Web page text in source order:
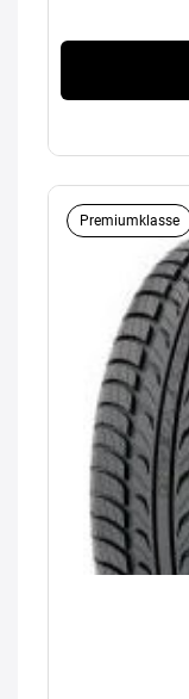
Premiumklasse